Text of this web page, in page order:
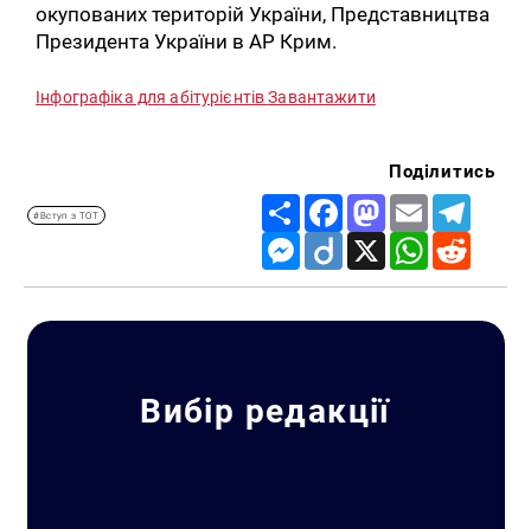
окупованих територій України, Представництва
Президента України в АР Крим.
Інфографіка для абітурієнтівЗавантажити
#Вступ з ТОТ
Поділитись
Share FacebookMastodon
Email
Messenger
Diigo X WhatsApp
Вибір редакції